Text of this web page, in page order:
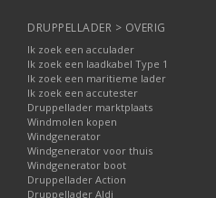
DRUPPELLADER > OVERIG
Ik zoek een acculader
Ik zoek een laadkabel Type 1
Ik zoek een maritieme lader
Ik zoek een accutester
Druppellader marktplaats
Windmolen kopen
Windgenerator
Windgenerator voor thuis
Windgenerator boot
Druppellader Action
Druppellader Aldi